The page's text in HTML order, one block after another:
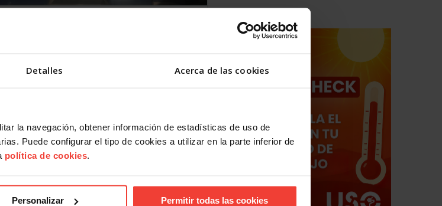
Detalles Acerca de las cookies
la navegación, obtener información de estadísticas de uso de
Puede configurar el tipo de cookies a utilizar en la parte inferior de
política de cookies.
Personalizar Permitir todas las cookies
despedidos en Konecta-Avilés, que considera